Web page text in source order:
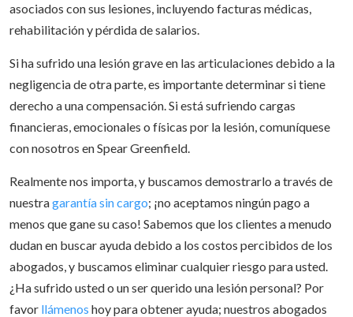
asociados con sus lesiones, incluyendo facturas médicas,
rehabilitación y pérdida de salarios.
Si ha sufrido una lesión grave en las articulaciones debido a la
negligencia de otra parte, es importante determinar si tiene
derecho a una compensación. Si está sufriendo cargas
financieras, emocionales o físicas por la lesión, comuníquese
con nosotros en Spear Greenfield.
Realmente nos importa, y buscamos demostrarlo a través de
nuestragarantía sin cargo; ¡no aceptamos ningún pago a
menos que gane su caso! Sabemos que los clientes a menudo
dudan en buscar ayuda debido a los costos percibidos de los
abogados, y buscamos eliminar cualquier riesgo para usted.
¿Ha sufrido usted o un ser querido una lesión personal? Por
favor llámenos hoy para obtener ayuda; nuestros abogados